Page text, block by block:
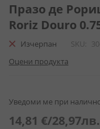
към
началото
на
галерия
снимки
Празо де
Roriz Douro
Изчерпан SKU
Оцени продукта
Уведоми ме при
14,81 €/28,97лв.